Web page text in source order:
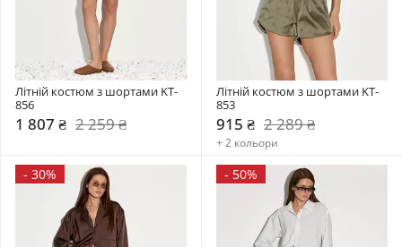
Літній костюм з шортами KT-
856
1 807 ₴ 2 259 ₴
Літній костюм з шортами KT-
853
915 ₴ 2 289 ₴
+ 2 кольори
- 30% - 50%